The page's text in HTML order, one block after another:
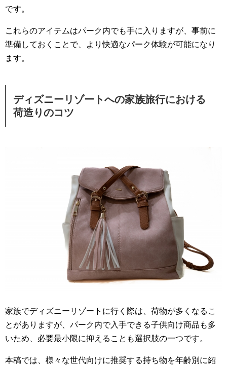
です。
これらのアイテムはパーク内でも手に入りますが、事前に
準備しておくことで、より快適なパーク体験が可能になり
ます。
ディズニーリゾートへの家族旅行における
荷造りのコツ
家族でディズニーリゾートに行く際は、荷物が多くなるこ
とがありますが、パーク内で入手できる子供向け商品も多
いため、必要最小限に抑えることも選択肢の一つです。
本稿では、様々な世代向けに推奨する持ち物を年齢別に紹